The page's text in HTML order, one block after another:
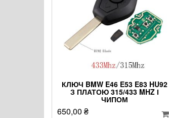
КЛЮЧ BMW E46 E53 E83 HU92
З ПЛАТОЮ 315/433 MHZ І
ЧИПОМ
650,00 ₴